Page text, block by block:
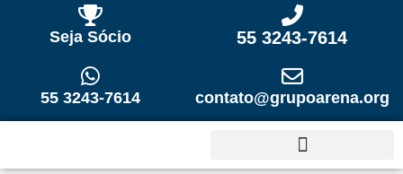
Seja Sócio 55 3243-7614
55 3243-7614 contato@grupoarena.org